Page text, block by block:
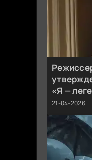
«Я —
21-04-2026